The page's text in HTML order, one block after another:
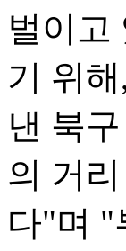
벌이고
기 위
낸 북
의 거
다"며 "